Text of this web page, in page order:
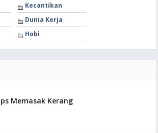
Kecantikan
Dunia Kerja
Hobi
Memasak Kerang